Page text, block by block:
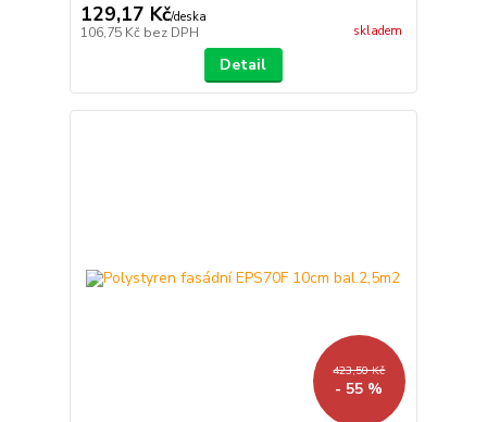
129,17 Kč/deska
106,75 Kč bez DPH skladem
Detail
423,50 Kč
- 55 %